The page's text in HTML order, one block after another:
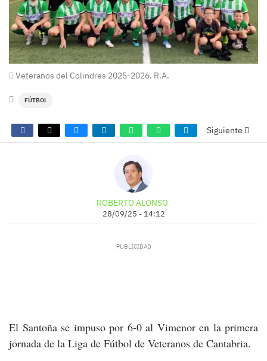
Veteranos del Colindres 2025-2026. R.A.
FÚTBOL
Siguiente
ROBERTO ALONSO
28/09/25 - 14:12
El Santoña se impuso por 6-0 al Vimenor en la primera
jornada de la Liga de Fútbol de Veteranos de Cantabria.